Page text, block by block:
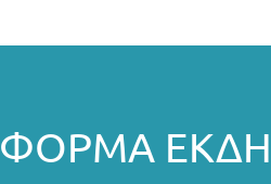
ΦΌΡΜΑ